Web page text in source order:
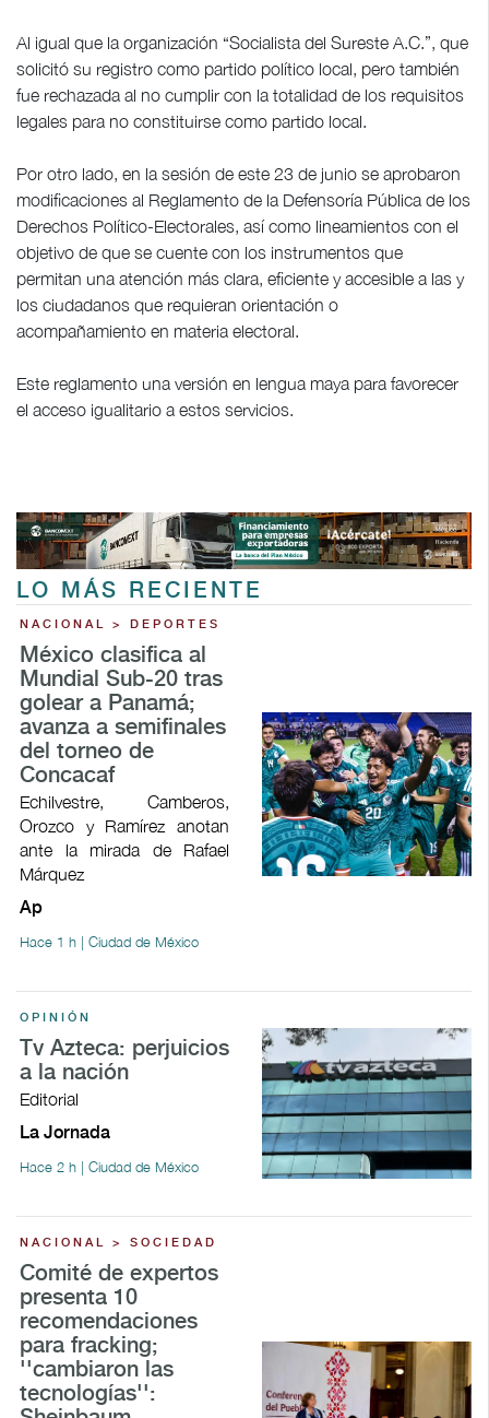
Al igual que la organización “Socialista del Sureste A.C.”, que
solicitó su registro como partido político local, pero también
fue rechazada al no cumplir con la totalidad de los requisitos
legales para no constituirse como partido local.
Por otro lado, en la sesión de este 23 de junio se aprobaron
modificaciones al Reglamento de la Defensoría Pública de los
Derechos Político-Electorales, así como lineamientos con el
objetivo de que se cuente con los instrumentos que
permitan una atención más clara, eficiente y accesible a las y
los ciudadanos que requieran orientación o
acompañamiento en materia electoral.
Este reglamento una versión en lengua maya para favorecer
el acceso igualitario a estos servicios.
LO MÁS RECIENTE
NACIONAL > DEPORTES
México clasifica al
Mundial Sub-20 tras
golear a Panamá;
avanza a semifinales
del torneo de
Concacaf
Echilvestre, Camberos,
Orozco y Ramírez anotan
ante la mirada de Rafael
Márquez
Ap
Hace 1 h | Ciudad de México
OPINIÓN
Tv Azteca: perjuicios
a la nación
Editorial
La Jornada
Hace 2 h | Ciudad de México
NACIONAL > SOCIEDAD
Comité de expertos
presenta 10
recomendaciones
para fracking;
''cambiaron las
tecnologías'':